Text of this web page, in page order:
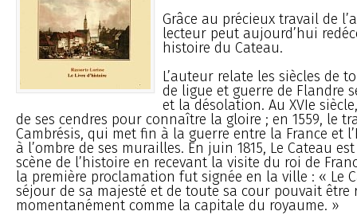
Grâce au précieux travail de
lecteur peut aujourd’hui
histoire du Cateau.
L’auteur relate les siècles de
de ligue et guerre de Flandre
et la désolation. Au XVIe
de ses cendres pour connaître la gloire ; en 1559, le
Cambrésis, qui met fin à la guerre entre la France et
à l’ombre de ses murailles. En juin 1815, Le Cateau
scène de l’histoire en recevant la visite du roi de
la première proclamation fut signée en la ville : « Le
séjour de sa majesté et de toute sa cour pouvait être
momentanément comme la capitale du royaume. »